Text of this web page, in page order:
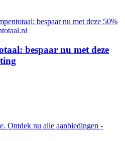
bespaar nu met deze